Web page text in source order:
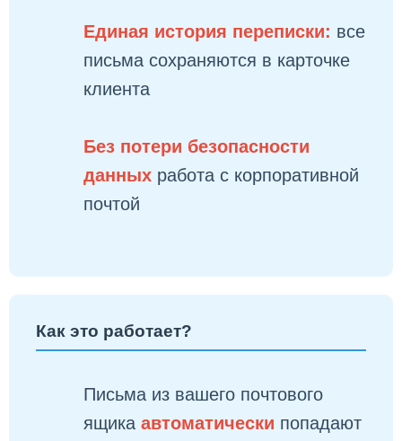
Единая история переписки: все
письма сохраняются в карточке
клиента
Без потери безопасности
данных работа с корпоративной
почтой
Как это работает?
Письма из вашего почтового
ящика автоматически попадают